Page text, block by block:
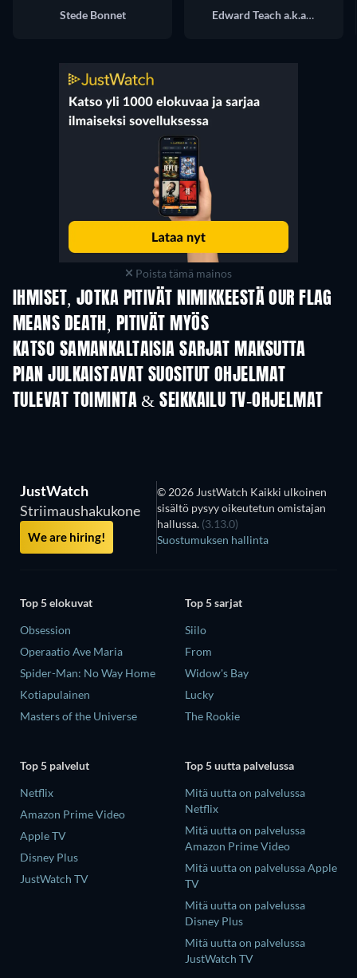
Stede Bonnet
Edward Teach a.k.a. Blackbeard
Poista tämä mainos
IHMISET, JOTKA PITIVÄT NIMIKKEESTÄ OUR FLAG
MEANS DEATH, PITIVÄT MYÖS
TV
KATSO SAMANKALTAISIA SARJAT MAKSUTTA
TV TV
PIAN JULKAISTAVAT SUOSITUT OHJELMAT
TV TV
TULEVAT TOIMINTA & SEIKKAILU TV-OHJELMAT
Kausi 2 Kausi 1
JustWatch
Striimaushakukone
We are hiring!
© 2026 JustWatch Kaikki ulkoinen
sisältö pysyy oikeutetun omistajan
hallussa. (3.13.0)
Suostumuksen hallinta
Top 5 elokuvat
Obsession
Operaatio Ave Maria
Spider-Man: No Way Home
Kotiapulainen
Masters of the Universe
Top 5 sarjat
Siilo
From
Widow's Bay
Lucky
The Rookie
Top 5 palvelut
Netflix
Amazon Prime Video
Apple TV
Disney Plus
JustWatch TV
Top 5 uutta palvelussa
Mitä uutta on palvelussa
Netflix
Mitä uutta on palvelussa
Amazon Prime Video
Mitä uutta on palvelussa Apple
TV
Mitä uutta on palvelussa
Disney Plus
Mitä uutta on palvelussa
JustWatch TV